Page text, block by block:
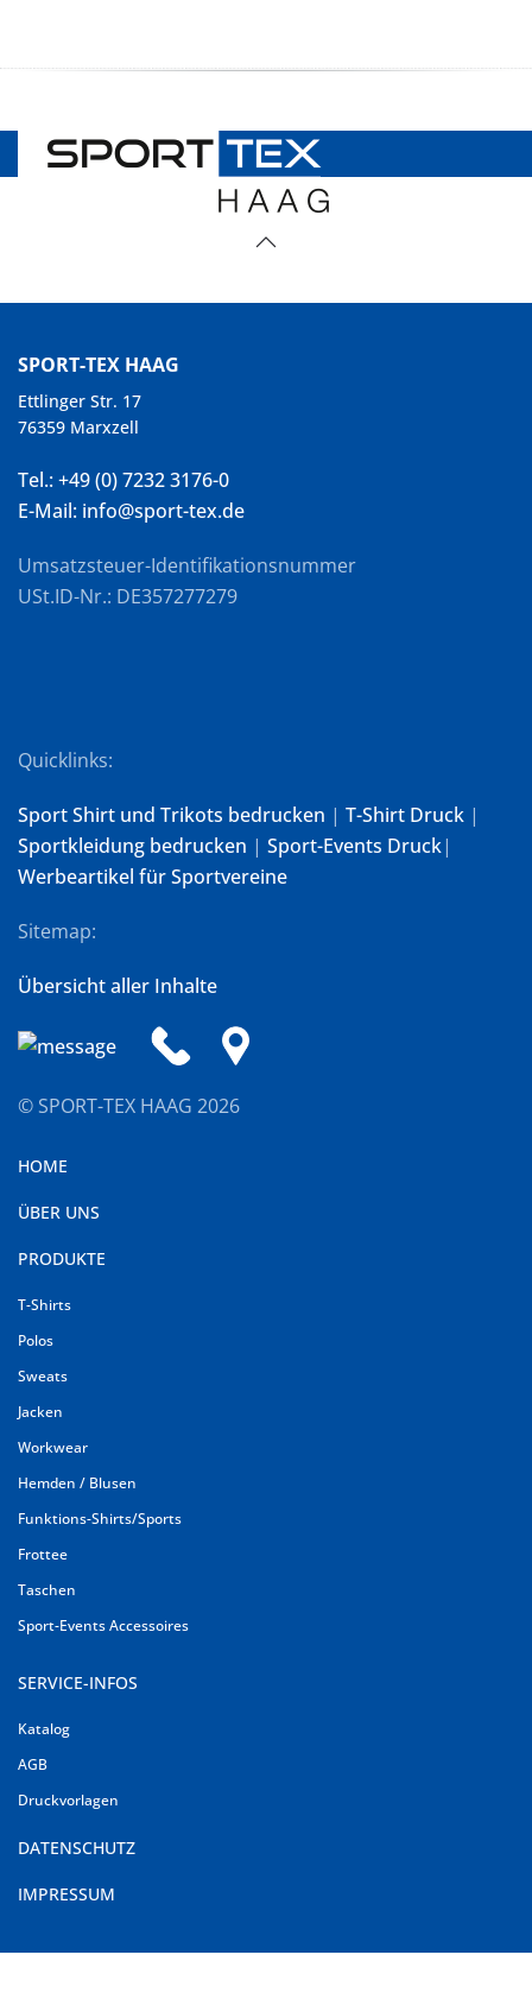
SPORT-TEX HAAG
Ettlinger Str. 17
76359 Marxzell
Tel.: +49 (0) 7232 3176-0
E-Mail: info@sport-tex.de
Umsatzsteuer-Identifikationsnummer
USt.ID-Nr.: DE357277279
Quicklinks:
Sport Shirt und Trikots bedrucken | T-Shirt Druck |
Sportkleidung bedrucken | Sport-Events Druck|
Werbeartikel für Sportvereine
Sitemap:
Übersicht aller Inhalte
© SPORT-TEX HAAG 2026
HOME
ÜBER UNS
PRODUKTE
T-Shirts
Polos
Sweats
Jacken
Workwear
Hemden / Blusen
Funktions-Shirts/Sports
Frottee
Taschen
Sport-Events Accessoires
SERVICE-INFOS
Katalog
AGB
Druckvorlagen
DATENSCHUTZ
IMPRESSUM